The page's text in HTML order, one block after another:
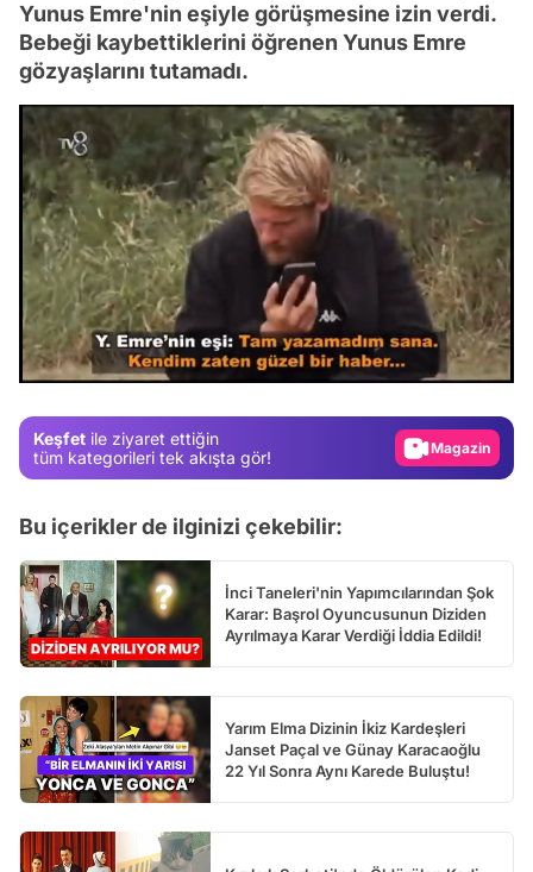
Yunus Emre'nin eşiyle görüşmesine izin verdi.
Bebeği kaybettiklerini öğrenen Yunus Emre
gözyaşlarını tutamadı.
/
Keşfet ile ziyaret ettiğin
tüm kategorileri tek akışta gör!
Video
Test
Gündem
Magazin
Video
Bu içerikler de ilginizi çekebilir:
İnci Taneleri'nin Yapımcılarından Şok
Karar: Başrol Oyuncusunun Diziden
Ayrılmaya Karar Verdiği İddia Edildi!
Yarım Elma Dizinin İkiz Kardeşleri
Janset Paçal ve Günay Karacaoğlu
22 Yıl Sonra Aynı Karede Buluştu!